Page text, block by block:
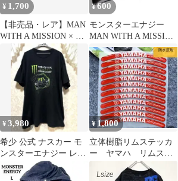
¥ 1,700
【非売品・レア】MAN
WITH A MISSION × モ
ンスター ステッカー
¥600
モンスターエナジー
MAN WITH A MISSION
ステッカーセット
¥3,980
希少 公式 ナスカー モ
ンスターエナジー レー
シングTシャツ XXL 黒
¥ 1,800
立体樹脂リムステッカ
ー ヤマハ リムステ
ッカー デカール